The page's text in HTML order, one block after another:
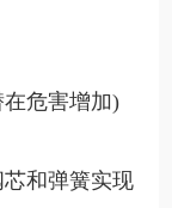
危害增加)
和弹簧实现